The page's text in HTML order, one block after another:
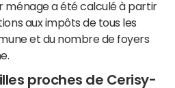
ménage a été calculé à partir
aux impôts de tous les
et du nombre de foyers
proches de Cerisy-